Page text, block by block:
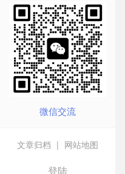
微信交流
文章归档 | 网站地图
登陆